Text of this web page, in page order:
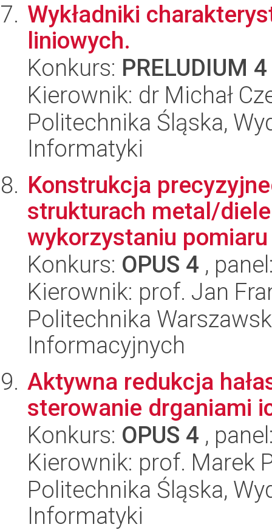
Wykładniki
liniowych.
Konkurs: PRELUDIUM 4
Kierownik: dr Michał
Politechnika Śląska,
Informatyki
Konstrukcja
strukturach metal/
wykorzystaniu
Konkurs: OPUS 4 ,
Kierownik: prof. Jan
Politechnika
Informacyjnych
Aktywna redukcja
sterowanie drganiami
Konkurs: OPUS 4 ,
Kierownik: prof. Marek
Politechnika Śląska,
Informatyki